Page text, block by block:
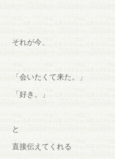
それが今、
「会いたくて来た。」
「好き。」
と
直接伝えてくれる